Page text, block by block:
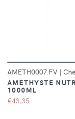
AMETH0007.FV |
AMETHYSTE
1000ML
€43,35